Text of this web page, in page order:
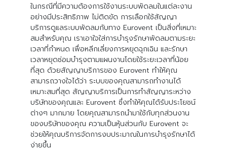
ในกรณีที่มีความต้องการใช้งานระบบพัดลมในแต่ละงาน
อย่างมีประสิทธิภาพ ไม่ติดขัด การเลือกใช้สัญญา
บริการดูแลระบบพัดลมกับทาง Eurovent เป็นสิ่งที่เหมาะ
สมสำหรับคุณ เราเอาใจใส่การบำรุงรักษาพัดลมตามระยะ
เวลาที่กำหนด เพื่อหลีกเลี่ยงการหยุดฉุกเฉิน และรักษา
เวลาหยุดซ่อมบำรุงตามแผนงานโดยใช้ระยะเวลาที่น้อย
ที่สุด ด้วยสัญญาบริการของ Eurovent ทำให้คุณ
สามารถวางใจได้ว่า ระบบของคุณสามารถทำงานได้
เหมาะสมที่สุด สัญญาบริการเป็นการทำสัญญาระหว่าง
บริษัทของคุณและ Eurovent ซึ่งทำให้คุณได้รับประโยชน์
ต่างๆ มากมาย โดยคุณสามารถนำมาใช้กับทุกส่วนงาน
ของบริษัทของคุณ ความเป็นหุ้นส่วนกับ Eurovent จะ
ช่วยให้คุณบริการจัดการงบประมาณในการบำรุงรักษาได้
ง่ายขึ้น